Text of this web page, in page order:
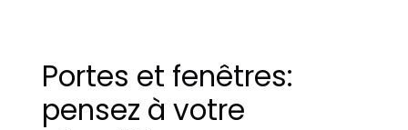
Portes et fenêtres:
pensez à votre